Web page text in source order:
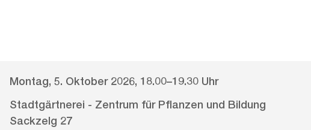
Montag, 5. Oktober 2026, 18.00–19.30 Uhr
Stadtgärtnerei - Zentrum für Pflanzen und Bildung
Sackzelg 27